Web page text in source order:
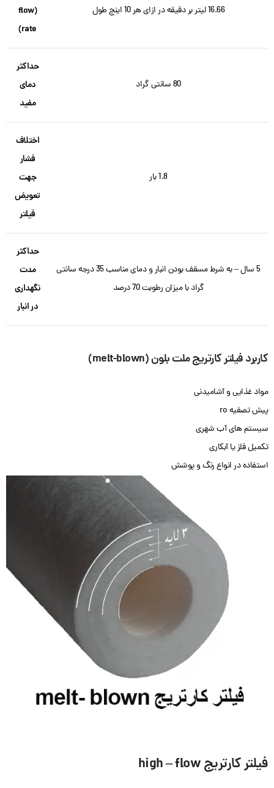
16.66 لیتر بر دقیقه در ازای هر 10 اینچ طول
(flow
rate)
80 سانتی گراد
حداکثر
دمای
مفید
1.8 بار
اختلاف
فشار
جهت
تعویض
فیلتر
5 سال – به شرط مسقف بودن انبار و دمای مناسب 35 درجه سانتی
گراد با میزان رطوبت 70 درصد
حداکثر
مدت
نگهداری
در انبار
کاربرد فیلتر کارتریج ملت بلون (melt-blown)
مواد غذایی و آشامیدنی
پیش تصفیه ro
سیستم های آب شهری
تکمیل فلز یا آبکاری
استفاده در انواع رنگ و پوشش
فیلتر کارتریج high – flow